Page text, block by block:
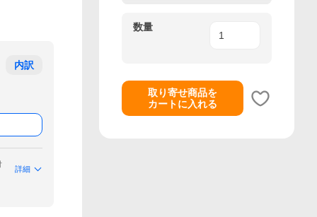
内訳
詳細
数量
取り寄せ商品を
カートに入れる